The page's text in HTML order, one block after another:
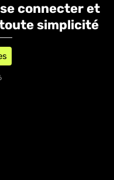
connecter et
simplicité